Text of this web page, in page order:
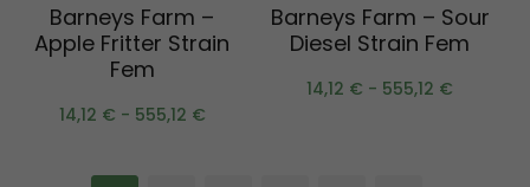
Barneys Farm –
Apple Fritter Strain
Fem
14,12 € - 555,12 €
Barneys Farm – Sour
Diesel Strain Fem
14,12 € - 555,12 €